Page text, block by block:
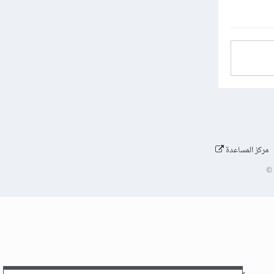
مركز المساعدة
©